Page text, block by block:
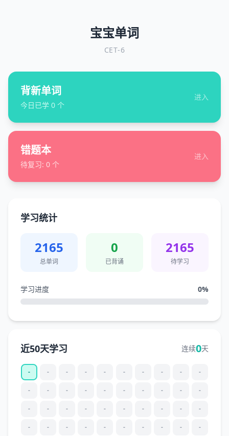
宝宝单词
CET-6
背新单词
今日已学 0 个
进入
错题本
待复习: 0 个
进入
学习统计
2165
总单词
0
已背诵
2165
待学习
学习进度 0%
近50天学习 连续0天
- - - - - - - - - -
- - - - - - - - - -
- - - - - - - - - -
- - - - - - - - - -